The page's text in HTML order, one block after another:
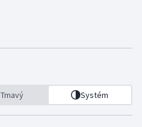
Tmavý Systém